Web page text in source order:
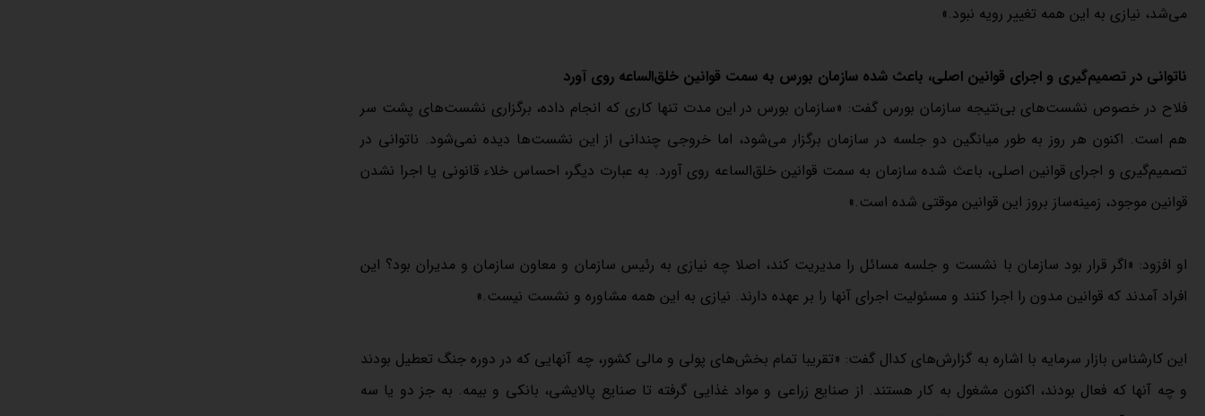
می‌شد، نیازی به این همه تغییر رویه نبود.»
ناتوانی در تصمیم‌گیری و اجرای قوانین اصلی، باعث شده سازمان بورس به سمت قوانین خلق‌الساعه روی آورد
فلاح در خصوص نشست‌های بی‌نتیجه سازمان بورس گفت: «سازمان بورس در این مدت تنها کاری که انجام داده، برگزاری نشست‌های پشت سر
هم است. اکنون هر روز به طور میانگین دو جلسه در سازمان برگزار می‌شود، اما خروجی چندانی از این نشست‌ها دیده نمی‌شود. ناتوانی در
تصمیم‌گیری و اجرای قوانین اصلی، باعث شده سازمان به سمت قوانین خلق‌الساعه روی آورد. به عبارت دیگر، احساس خلاء قانونی یا اجرا نشدن
قوانین موجود، زمینه‌ساز بروز این قوانین موقتی شده است.»
او افزود: «اگر قرار بود سازمان با نشست و جلسه مسائل را مدیریت کند، اصلا چه نیازی به رئیس سازمان و معاون سازمان و مدیران بود؟ این
افراد آمدند که قوانین مدون را اجرا کنند و مسئولیت اجرای آنها را بر عهده دارند. نیازی به این همه مشاوره و نشست نیست.»
این کارشناس بازار سرمایه با اشاره به گزارش‌های کدال گفت: «تقریبا تمام بخش‌های پولی و مالی کشور، چه آنهایی که در دوره جنگ تعطیل بودند
و چه آنها که فعال بودند، اکنون مشغول به کار هستند. از صنایع زراعی و مواد غذایی گرفته تا صنایع پالایشی، بانکی و بیمه. به جز دو یا سه